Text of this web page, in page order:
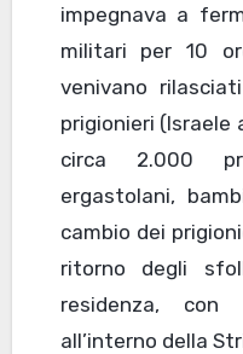
impegnava a
militari per 10
venivano
prigionieri (Israele
circa 2.000
ergastolani,
cambio dei
ritorno degli
residenza, con
all’interno della